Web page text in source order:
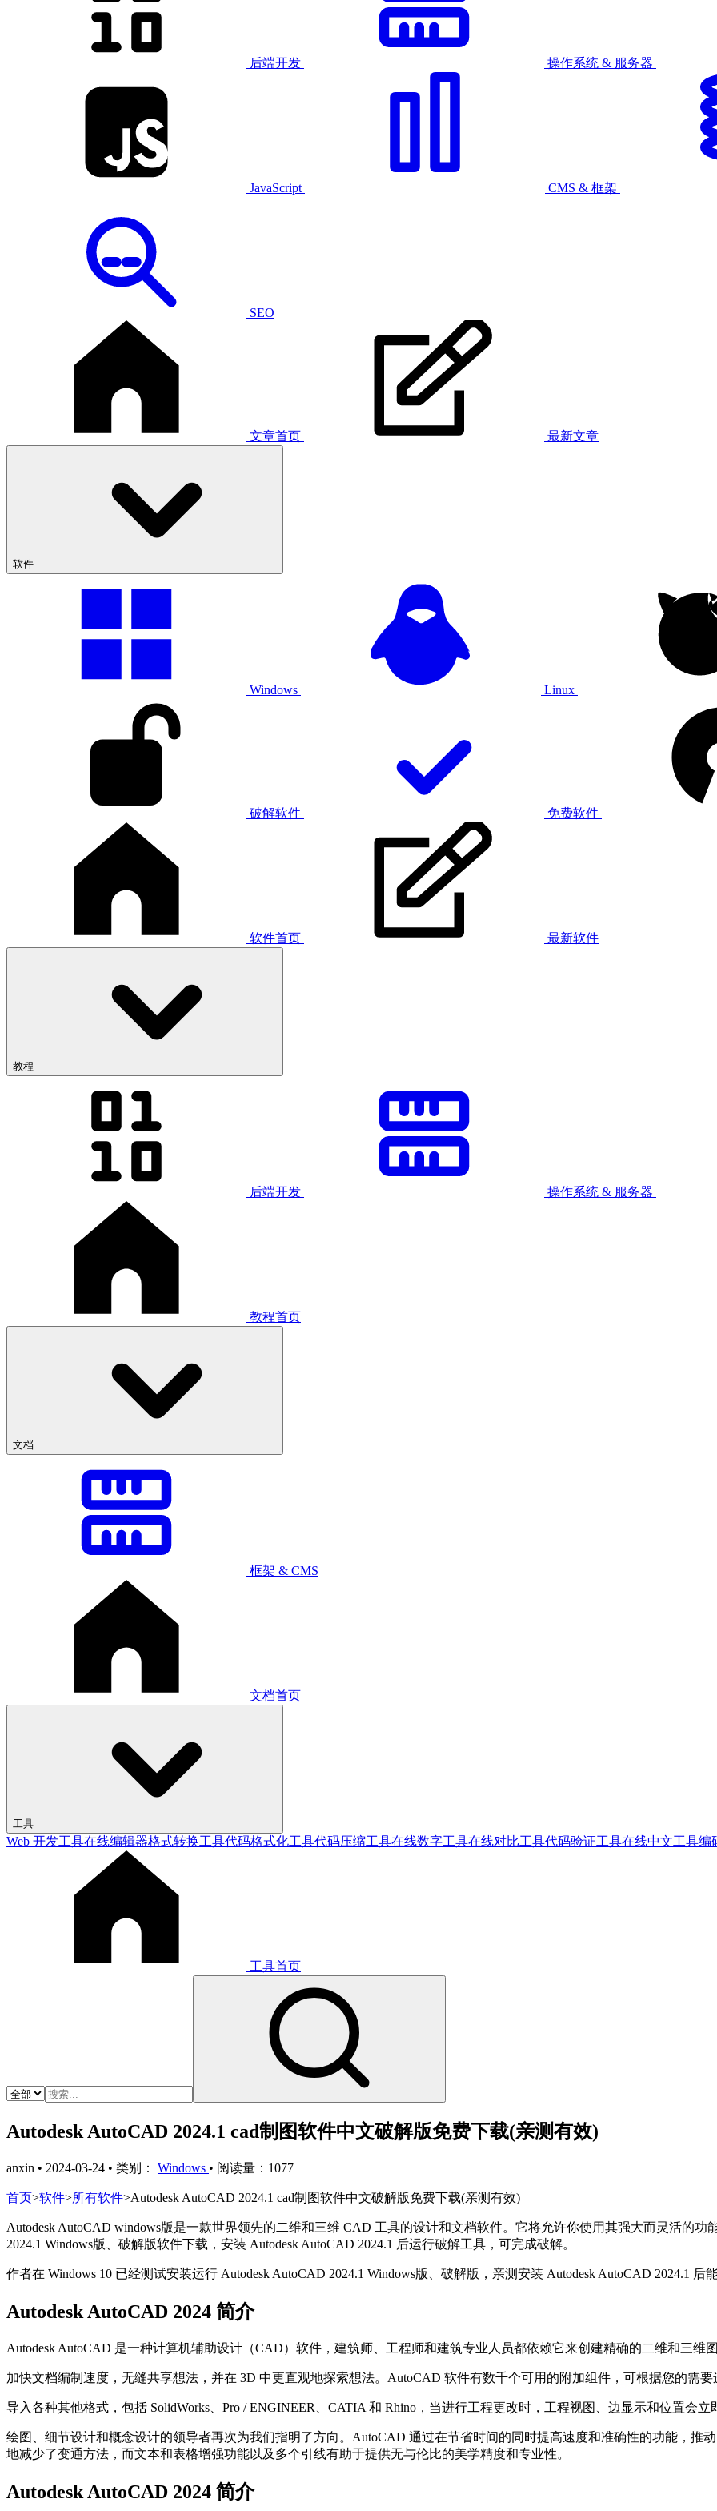
后端开发 操作系统 & 服务器
JavaScript CMS & 框架
SEO
文章首页 最新文章
软件
Windows Linux
破解软件 免费软件
软件首页 最新软件
教程
后端开发 操作系统 & 服务器
教程首页
文档
框架 & CMS
文档首页
工具
Web 开发工具在线编辑器格式转换工具代码格式化工具代码压缩工具在线数字工具在线对比工具代码验证工具在线中文工具编
工具首页
Autodesk AutoCAD 2024.1 cad制图软件中文破解版免费下载(亲测有效)
anxin • 2024-03-24 • 类别： Windows • 阅读量：1077
首页>软件>所有软件>Autodesk AutoCAD 2024.1 cad制图软件中文破解版免费下载(亲测有效)
Autodesk AutoCAD windows版是一款世界领先的二维和三维 CAD 工具的设计和文档软件。它将允许你使用其强大而灵活的功
2024.1 Windows版、破解版软件下载，安装 Autodesk AutoCAD 2024.1 后运行破解工具，可完成破解。
作者在 Windows 10 已经测试安装运行 Autodesk AutoCAD 2024.1 Windows版、破解版，亲测安装 Autodesk AutoCAD 2024.1
Autodesk AutoCAD 2024 简介
Autodesk AutoCAD 是一种计算机辅助设计（CAD）软件，建筑师、工程师和建筑专业人员都依赖它来创建精确的二维和三维
加快文档编制速度，无缝共享想法，并在 3D 中更直观地探索想法。AutoCAD 软件有数千个可用的附加组件，可根据您的需
导入各种其他格式，包括 SolidWorks、Pro / ENGINEER、CATIA 和 Rhino，当进行工程更改时，工程视图、边显示和位置会立
绘图、细节设计和概念设计的领导者再次为我们指明了方向。AutoCAD 通过在节省时间的同时提高速度和准确性的功能，推
地减少了变通方法，而文本和表格增强功能以及多个引线有助于提供无与伦比的美学精度和专业性。
Autodesk AutoCAD 2024 简介